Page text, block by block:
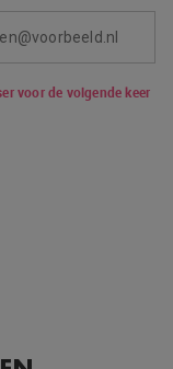
voor de volgende keer